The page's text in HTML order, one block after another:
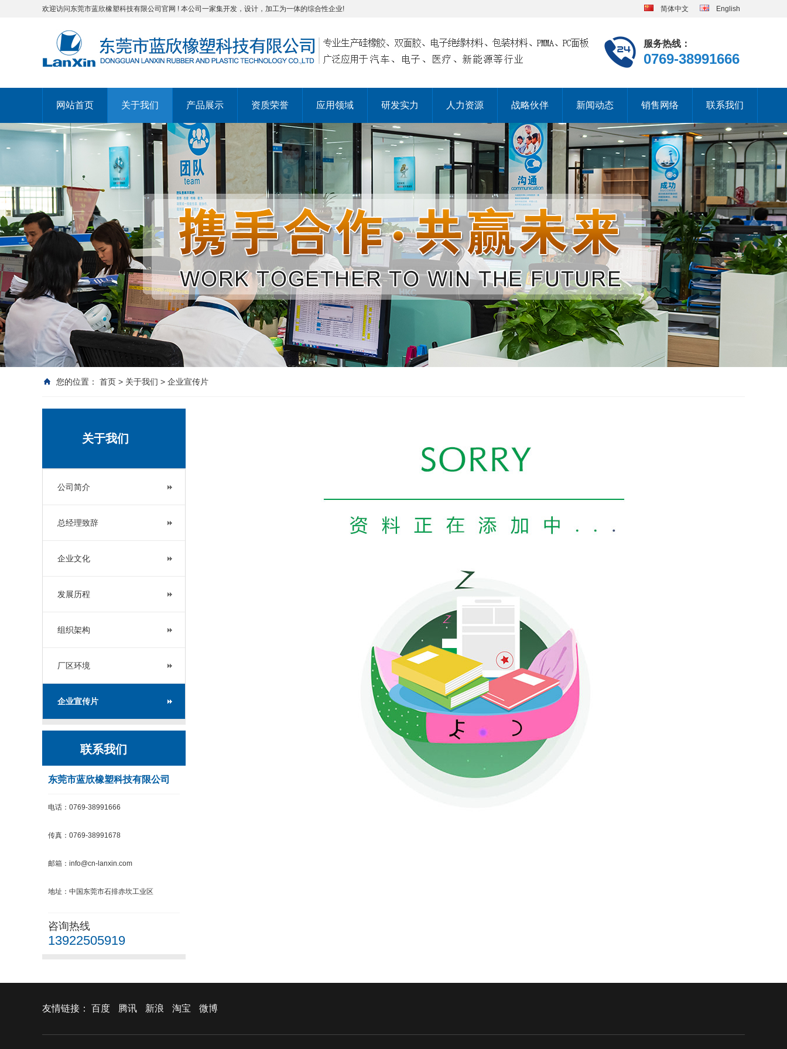
欢迎访问东莞市蓝欣橡塑科技有限公司官网 ! 本公司一家集开发，设计，加工为一体的综合性企业! 简体中文 English
服务热线：
0769-38991666
网站首页 关于我们 产品展示 资质荣誉 应用领域 研发实力 人力资源 战略伙伴 新闻动态 销售网络 联系我们
您的位置： 首页 > 关于我们 > 企业宣传片
关于我们
公司简介
总经理致辞
企业文化
发展历程
组织架构
厂区环境
企业宣传片
联系我们
东莞市蓝欣橡塑科技有限公司
电话：0769-38991666
传真：0769-38991678
邮箱：info@cn-lanxin.com
地址：中国东莞市石排赤坎工业区
咨询热线
13922505919
友情链接： 百度 腾讯 新浪 淘宝 微博